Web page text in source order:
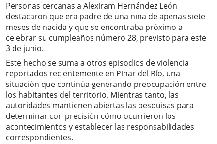
Personas cercanas a Alexiram Hernández León
destacaron que era padre de una niña de apenas siete
meses de nacida y que se encontraba próximo a
celebrar su cumpleaños número 28, previsto para este
3 de junio.
Este hecho se suma a otros episodios de violencia
reportados recientemente en Pinar del Río, una
situación que continúa generando preocupación entre
los habitantes del territorio. Mientras tanto, las
autoridades mantienen abiertas las pesquisas para
determinar con precisión cómo ocurrieron los
acontecimientos y establecer las responsabilidades
correspondientes.